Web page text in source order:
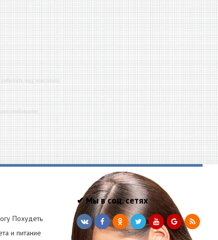
над мыслями.
того, кто его дал.
Похудеть
и питание
✔ Мы в соц. сетях